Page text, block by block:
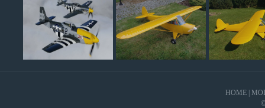
HOME|